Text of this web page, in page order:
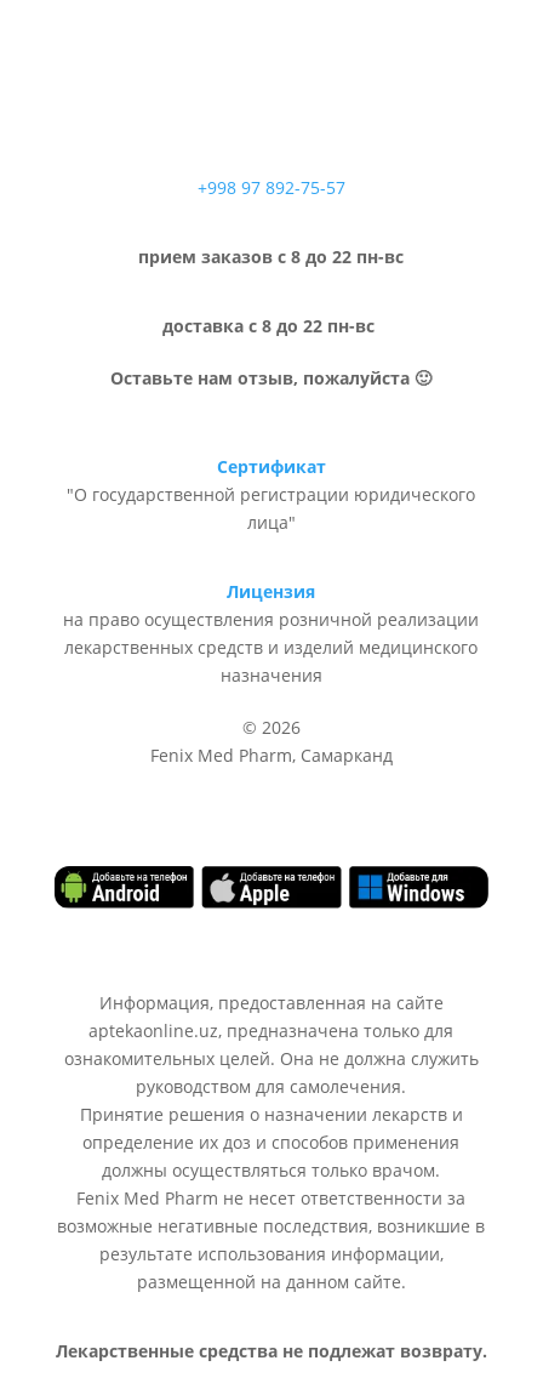
+998 97 892-75-57
прием заказов с 8 до 22 пн-вс
доставка с 8 до 22 пн-вс
Оставьте нам отзыв, пожалуйста 🙂
Сертификат
"О государственной регистрации юридического
лица"
Лицензия
на право осуществления розничной реализации
лекарственных средств и изделий медицинского
назначения
© 2026
Fenix Med Pharm, Самарканд
Информация, предоставленная на сайте
aptekaonline.uz, предназначена только для
ознакомительных целей. Она не должна служить
руководством для самолечения.
Принятие решения о назначении лекарств и
определение их доз и способов применения
должны осуществляться только врачом.
Fenix Med Pharm не несет ответственности за
возможные негативные последствия, возникшие в
результате использования информации,
размещенной на данном сайте.
Лекарственные средства не подлежат возврату.